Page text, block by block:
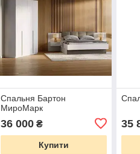
Спальня Бартон
МироМарк
36 000₴
Купити
35